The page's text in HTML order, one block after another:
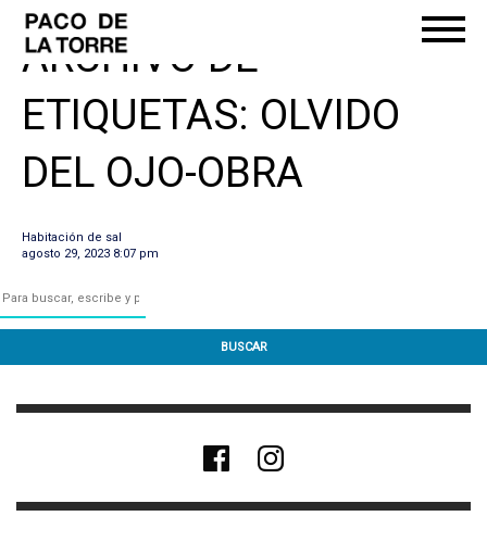
ARCHIVO DE
ETIQUETAS: OLVIDO
DEL OJO-OBRA
Habitación de sal
agosto 29, 2023 8:07 pm
BUSCAR